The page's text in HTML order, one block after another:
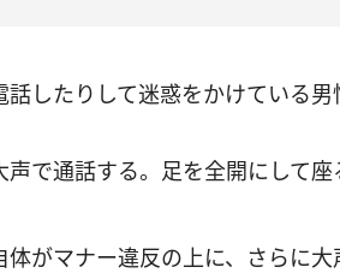
話したりして迷惑をかけている
声で通話する。足を全開にして
体がマナー違反の上に、さらに大